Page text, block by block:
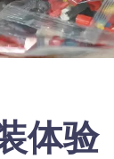
体验